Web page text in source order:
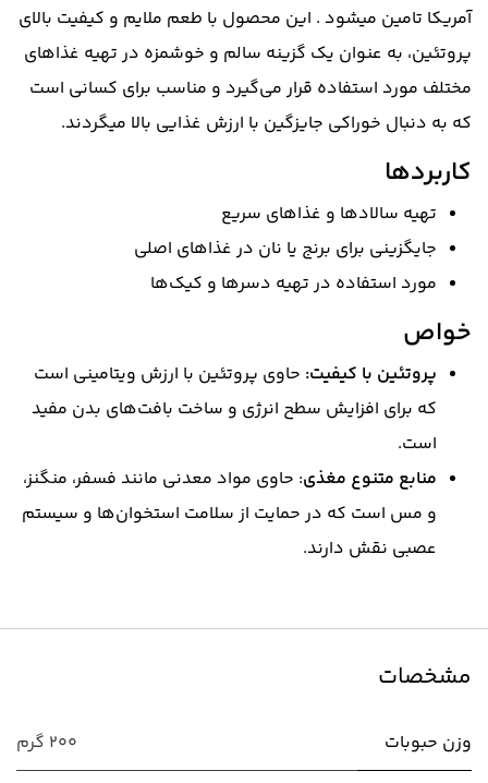
آمریکا تامین میشود . این محصول با طعم ملایم و کیفیت بالای
پروتئین، به عنوان یک گزینه سالم و خوشمزه در تهیه غذاهای
مختلف مورد استفاده قرار می‌گیرد و مناسب برای کسانی است
که به دنبال خوراکی جایزگین با ارزش غذایی بالا میگردند.
کاربردها
تهیه سالادها و غذاهای سریع
جایگزینی برای برنج یا نان در غذاهای اصلی
مورد استفاده در تهیه دسرها و کیک‌ها
خواص
پروتئین با کیفیت: حاوی پروتئین با ارزش ویتامینی است
که برای افزایش سطح انرژی و ساخت بافت‌های بدن مفید
است.
منابع متنوع مغذی: حاوی مواد معدنی مانند فسفر، منگنز،
و مس است که در حمایت از سلامت استخوان‌ها و سیستم
عصبی نقش دارند.
مشخصات
وزن حبوبات 200 گرم